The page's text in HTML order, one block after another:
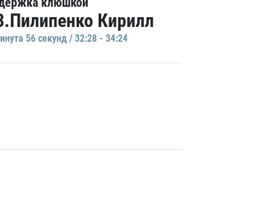
Кирилл
56 секунд / 32:28 - 34:24